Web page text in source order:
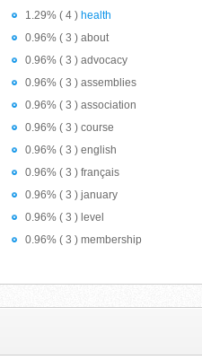
1.29% ( 4 ) health
0.96% ( 3 ) about
0.96% ( 3 ) advocacy
0.96% ( 3 ) assemblies
0.96% ( 3 ) association
0.96% ( 3 ) course
0.96% ( 3 ) english
0.96% ( 3 ) français
0.96% ( 3 ) january
0.96% ( 3 ) level
0.96% ( 3 ) membership